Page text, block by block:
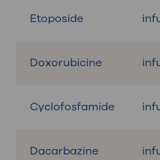
Etoposide
Doxorubicine
Cyclofosfamide
Dacarbazine